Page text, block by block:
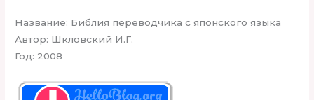
Название: Библия переводчика с японского языка
Автор: Шкловский И.Г.
Год: 2008